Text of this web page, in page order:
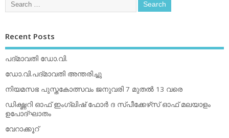
Recent Posts
പദ്മാവതി ഡോ.വി.
ഡോ.വി.പദ്മാവതി അന്തരിച്ചു
നിയമസഭ പുസ്തകോത്സവം ജനുവരി 7 മുതല്‍ 13 വരെ
ഡിക്ഷ്ണറി ഓഫ് ഇംഗ്ലിഷ് ഫോര്‍ ദ സ്പീക്കേഴ്‌സ് ഓഫ് മലയാളം
ഉപോദ്ഘാതം
വേറാക്കൂറ്